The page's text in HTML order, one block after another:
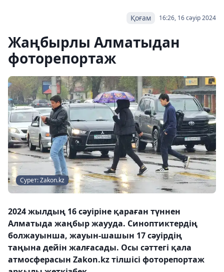
16:26, 16 сәуір 2024
Қоғам
Жаңбырлы Алматыдан
фоторепортаж
Сурет: Zakon.kz
2024 жылдың 16 сәуіріне қараған түннен
Алматыда жаңбыр жаууда. Синоптиктердің
болжауынша, жауын-шашын 17 сәуірдің
таңына дейін жалғасады. Осы сәттегі қала
атмосферасын Zakon.kz тілшісі фоторепортаж